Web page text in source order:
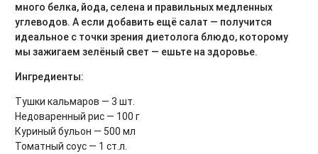
много белка, йода, селена и правильных медленных
углеводов. А если добавить ещё салат — получится
идеальное с точки зрения диетолога блюдо, которому
мы зажигаем зелёный свет — ешьте на здоровье.
Ингредиенты:
Тушки кальмаров — 3 шт.
Недоваренный рис — 100 г
Куриный бульон — 500 мл
Томатный соус — 1 ст.л.